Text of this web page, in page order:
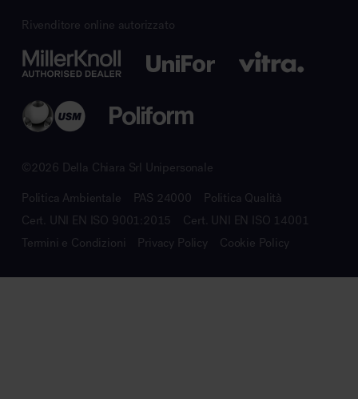
Rivenditore online autorizzato
©2026 Della Chiara Srl Unipersonale
Politica Ambientale PAS 24000
Politica Qualità
Cert. UNI EN ISO 9001:2015
Cert. UNI EN ISO 14001
Termini e Condizioni
Privacy Policy Cookie Policy